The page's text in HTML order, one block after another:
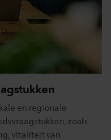
en regionale
zoals
vitaliteit van